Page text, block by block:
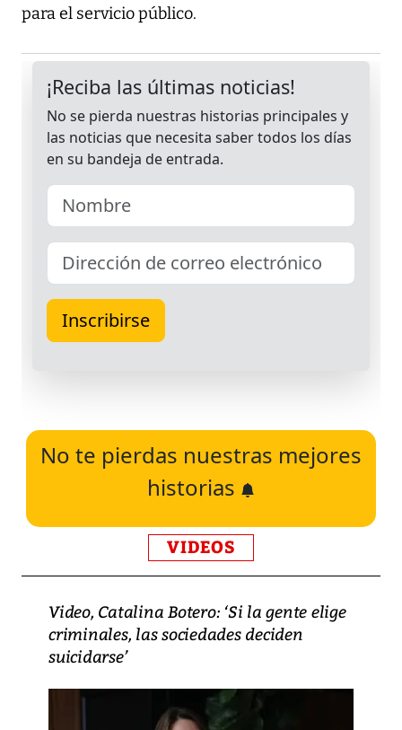
para el servicio público.
No te pierdas nuestras mejores
historias
VIDEOS
Video, Catalina Botero: ‘Si la gente elige
criminales, las sociedades deciden
suicidarse’